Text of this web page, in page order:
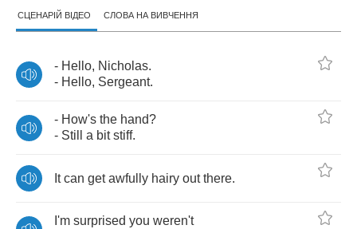
СЦЕНАРІЙ ВІДЕО СЛОВА НА ВИВЧЕННЯ
- Hello, Nicholas.
- Hello, Sergeant.
- How's the hand?
- Still a bit stiff.
It can get awfully hairy out there.
I'm surprised you weren't